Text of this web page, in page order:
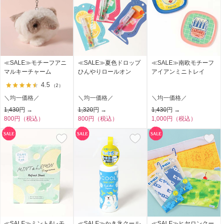
≪SALE≫モチーフアニ
マルキーチャーム
4.5 （2）
＼均一価格／
1,430円 →
800円（税込）
≪SALE≫夏色ドロップ
ひんやりロールオン
＼均一価格／
1,320円 →
800円（税込）
≪SALE≫南欧モチーフ
アイアンミニトレイ
＼均一価格／
1,430円 →
1,000円（税込）